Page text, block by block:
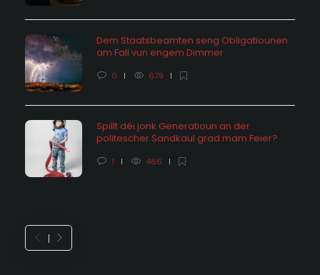
Dem Staatsbeamten seng Obligatiounen
am Fall vun engem Dimmer
0 679
Spillt déi jonk Generatioun an der
politescher Sandkaul grad mam Feier?
1 466